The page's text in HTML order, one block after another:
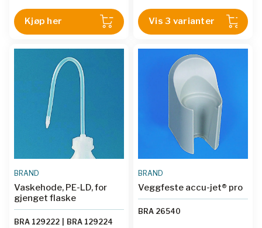
Kjøp her Vis 3 varianter
BRAND
Vaskehode, PE-LD, for
gjenget flaske
BRA 129222 BRA 129224
BRAND
Veggfeste accu-jet® pro
BRA 26540